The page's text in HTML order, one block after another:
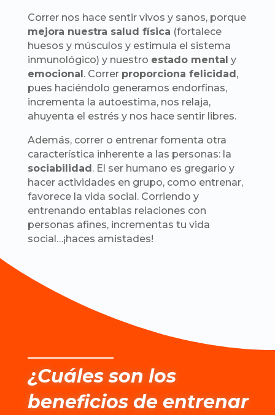
Correr nos hace sentir vivos y sanos, porque
mejora nuestra salud física (fortalece
huesos y músculos y estimula el sistema
inmunológico) y nuestro estado mental y
emocional. Correr proporciona felicidad,
pues haciéndolo generamos endorfinas,
incrementa la autoestima, nos relaja,
ahuyenta el estrés y nos hace sentir libres.
Además, correr o entrenar fomenta otra
característica inherente a las personas: la
sociabilidad. El ser humano es gregario y
hacer actividades en grupo, como entrenar,
favorece la vida social. Corriendo y
entrenando entablas relaciones con
personas afines, incrementas tu vida
social…¡haces amistades!
¿Cuáles son los
beneficios de entrenar